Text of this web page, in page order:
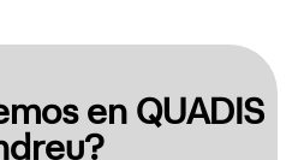
en QUADIS